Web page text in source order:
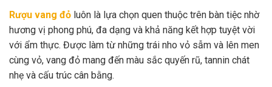
Rượu vang đỏ luôn là lựa chọn quen thuộc trên bàn tiệc nhờ
hương vị phong phú, đa dạng và khả năng kết hợp tuyệt vời
với ẩm thực. Được làm từ những trái nho vỏ sẫm và lên men
cùng vỏ, vang đỏ mang đến màu sắc quyến rũ, tannin chát
nhẹ và cấu trúc cân bằng.